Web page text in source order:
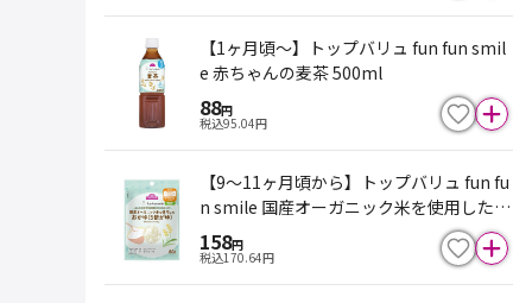
【1ヶ月頃～】トップバリュ fun fun smil
e 赤ちゃんの麦茶 500ml
88円
税込95.04円
【9～11ヶ月頃から】トップバリュ fun fu
n smile 国産オーガニック米を使用した
おかゆ 5倍がゆ 80g
158円
税込170.64円